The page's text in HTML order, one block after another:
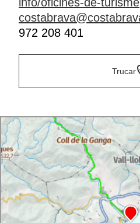
972 208 401
Trucar